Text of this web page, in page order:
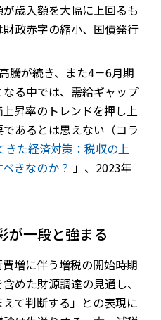
歳入額を大幅に上回るも
政赤字の縮小、国債発行
騰が続き、また4－6月期
る中では、需給ギャップ
昇率のトレンドを押し上
あるとは思えない（コラ
きた経済対策：税収の上
きなのか？ 」、2023年
が一段と強まる
増に伴う増税の開始時期
めた財源調達の見通し、
て判断する」との表現に